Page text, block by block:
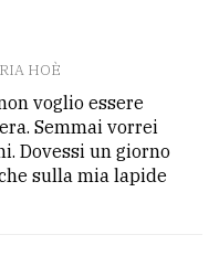
HOÈ
voglio essere
Semmai vorrei
Dovessi un giorno
sulla mia lapide